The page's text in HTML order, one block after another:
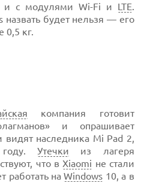
и с модулями Wi-Fi и LTE
назвать будет нельзя — его
0,5 кг.
компания готовит
и опрашивает
наследника Mi Pad 2,
Утечки из лагеря
что вXiaomi не стали
работать наWindows 10, а в